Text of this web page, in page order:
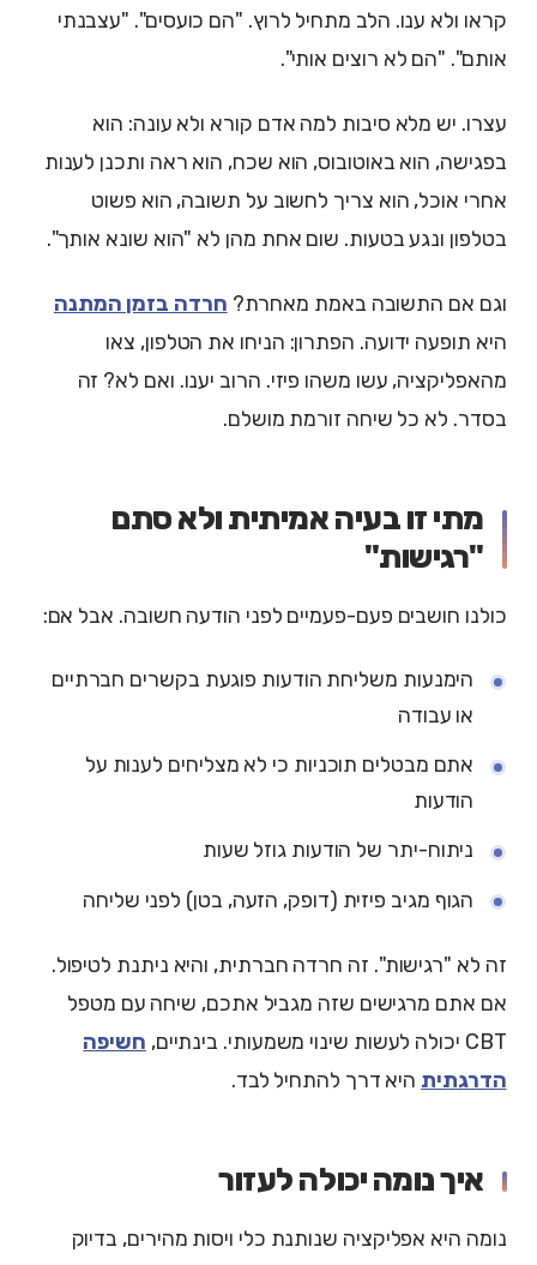
קראו ולא ענו. הלב מתחיל לרוץ. "הם כועסים". "עצבנתי
אותם". "הם לא רוצים אותי".
עצרו. יש מלא סיבות למה אדם קורא ולא עונה: הוא
בפגישה, הוא באוטובוס, הוא שכח, הוא ראה ותכנן לענות
אחרי אוכל, הוא צריך לחשוב על תשובה, הוא פשוט
בטלפון ונגע בטעות. שום אחת מהן לא "הוא שונא אותך".
וגם אם התשובה באמת מאחרת? חרדה בזמן המתנה
היא תופעה ידועה. הפתרון: הניחו את הטלפון, צאו
מהאפליקציה, עשו משהו פיזי. הרוב יענו. ואם לא? זה
בסדר. לא כל שיחה זורמת מושלם.
מתי זו בעיה אמיתית ולא סתם
"רגישות"
כולנו חושבים פעם-פעמיים לפני הודעה חשובה. אבל אם:
הימנעות משליחת הודעות פוגעת בקשרים חברתיים
או עבודה
אתם מבטלים תוכניות כי לא מצליחים לענות על
הודעות
ניתוח-יתר של הודעות גוזל שעות
הגוף מגיב פיזית (דופק, הזעה, בטן) לפני שליחה
זה לא "רגישות". זה חרדה חברתית, והיא ניתנת לטיפול.
אם אתם מרגישים שזה מגביל אתכם, שיחה עם מטפל
CBT יכולה לעשות שינוי משמעותי. בינתיים,
חשיפה
הדרגתית היא דרך להתחיל לבד.
איך נומה יכולה לעזור
נומה היא אפליקציה שנותנת כלי ויסות מהירים, בדיוק